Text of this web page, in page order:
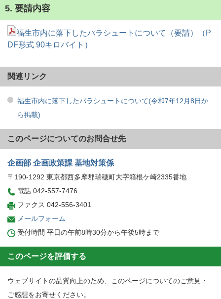
5. 要請内容
福生市内に落下したパラシュートについて（要請）（P
DF形式 90キロバイト）
関連リンク
福生市内に落下したパラシュートについて(令和7年12月8日か
ら掲載)
このページについてのお問合せ先
企画部 企画政策課 基地対策係
〒190-1292 東京都西多摩郡瑞穂町大字箱根ケ崎2335番地
電話 042-557-7476
ファクス 042-556-3401
メールフォーム
受付時間 平日の午前8時30分から午後5時まで
このページを評価する
ウェブサイトの品質向上のため、このページについてのご意見・
ご感想をお寄せください。